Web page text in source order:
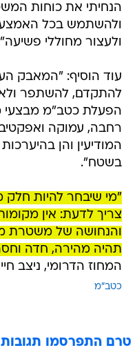
הנחיתי את כוחות
ולהשתמש בכל
ולעצור מחוללי
עוד הוסיף: "המאבק
להתקדם, להשתפר
הפעלת כטב"מ מבצעי
רחבה, עמוקה
המודיעין והן
בשטח".
"מי שיבחר להיות חלק
צריך לדעת: אין
והנחושה של משטרת
תהיה מהירה, חדה
המחוז הדרומי, ניצב
כטב"מ
טרם התפרסמו תגובות